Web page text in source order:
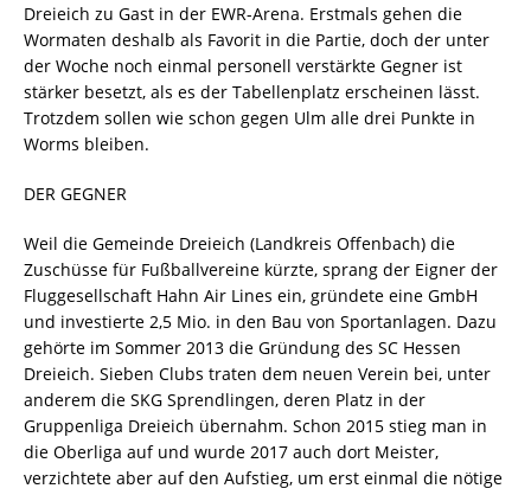
Dreieich zu Gast in der EWR-Arena. Erstmals gehen die
Wormaten deshalb als Favorit in die Partie, doch der unter
der Woche noch einmal personell verstärkte Gegner ist
stärker besetzt, als es der Tabellenplatz erscheinen lässt.
Trotzdem sollen wie schon gegen Ulm alle drei Punkte in
Worms bleiben.
DER GEGNER
Weil die Gemeinde Dreieich (Landkreis Offenbach) die
Zuschüsse für Fußballvereine kürzte, sprang der Eigner der
Fluggesellschaft Hahn Air Lines ein, gründete eine GmbH
und investierte 2,5 Mio. in den Bau von Sportanlagen. Dazu
gehörte im Sommer 2013 die Gründung des SC Hessen
Dreieich. Sieben Clubs traten dem neuen Verein bei, unter
anderem die SKG Sprendlingen, deren Platz in der
Gruppenliga Dreieich übernahm. Schon 2015 stieg man in
die Oberliga auf und wurde 2017 auch dort Meister,
verzichtete aber auf den Aufstieg, um erst einmal die nötige